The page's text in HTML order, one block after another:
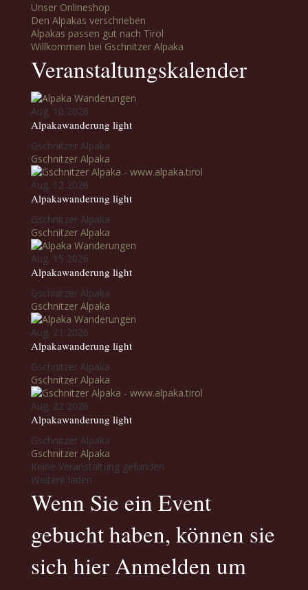
Unser Onlineshop
Den Alpakas verschrieben
Alpakas passen gut nach Tirol
Willkommen bei Gschnitzer Alpaka
Veranstaltungskalender
Aug. 10 2026
Alpakawanderung light
Gschnitzer Alpaka
Gschnitzer Alpaka
Aug. 12 2026
Alpakawanderung light
Gschnitzer Alpaka
Gschnitzer Alpaka
Aug. 15 2026
Alpakawanderung light
Gschnitzer Alpaka
Gschnitzer Alpaka
Aug. 21 2026
Alpakawanderung light
Gschnitzer Alpaka
Gschnitzer Alpaka
Aug. 22 2026
Alpakawanderung light
Gschnitzer Alpaka
Gschnitzer Alpaka
Keine Veranstaltung gefunden
Weitere laden
Wenn Sie ein Event
gebucht haben, können sie
sich hier Anmelden um